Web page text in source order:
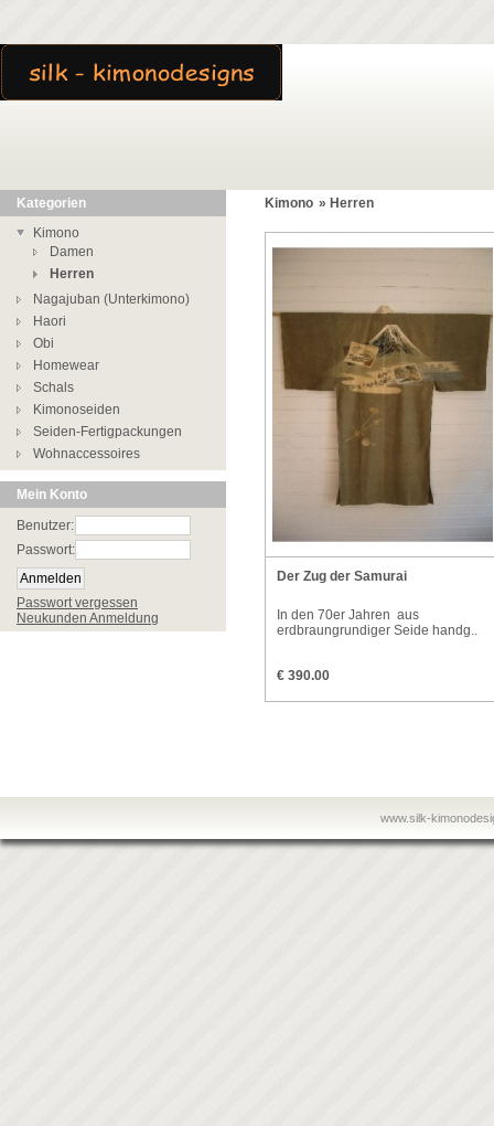
Kategorien
Kimono
Damen
Herren
Nagajuban (Unterkimono)
Haori
Obi
Homewear
Schals
Kimonoseiden
Seiden-Fertigpackungen
Wohnaccessoires
Mein Konto
Benutzer:
Passwort:
Passwort vergessen
Neukunden Anmeldung
Kimono » Herren
Der Zug der Samurai
In den 70er Jahren aus
erdbraungrundiger Seide handg..
€ 390.00
www.silk-